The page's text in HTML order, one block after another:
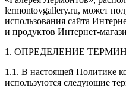
lermontovgallery.ru, может
использования сайта
и продуктов Интернет-
1. ОПРЕДЕЛЕНИЕ
1.1. В настоящей Политике
используются следующие